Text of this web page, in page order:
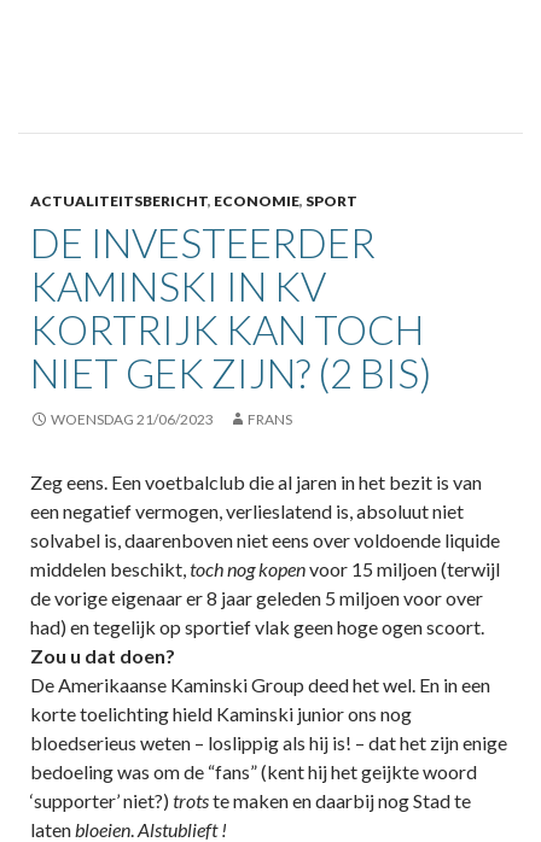
ACTUALITEITSBERICHT, ECONOMIE, SPORT
DE INVESTEERDER
KAMINSKI IN KV
KORTRIJK KAN TOCH
NIET GEK ZIJN? (2 BIS)
WOENSDAG 21/06/2023 FRANS
Zeg eens. Een voetbalclub die al jaren in het bezit is van
een negatief vermogen, verlieslatend is, absoluut niet
solvabel is, daarenboven niet eens over voldoende liquide
middelen beschikt,toch nog kopenvoor 15 miljoen (terwijl
de vorige eigenaar er 8 jaar geleden 5 miljoen voor over
had) en tegelijk op sportief vlak geen hoge ogen scoort.
Zou u dat doen?
De Amerikaanse Kaminski Group deed het wel. En in een
korte toelichting hield Kaminski junior ons nog
bloedserieus weten – loslippig als hij is! – dat het zijn enige
bedoeling was om de “fans” (kent hij het geijkte woord
‘supporter’ niet?) trotste maken en daarbij nog Stad te
latenbloeien.Alstublieft !